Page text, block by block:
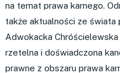
na temat prawa karnego.
także aktualności ze świata
Adwokacka
rzetelna i doświadczona
prawne z obszaru prawa